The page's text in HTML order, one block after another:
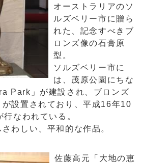
オーストラリアのソ
ルズベリー市に贈ら
れた、記念すべきブ
ロンズ像の石膏原
型。
ソルズベリー市に
は、茂原公園にちな
Park」が建設され、ブロンズ
設置されており、平成16年10
なわれている。
さわしい、平和的な作品。
佐藤高元「大地の恵